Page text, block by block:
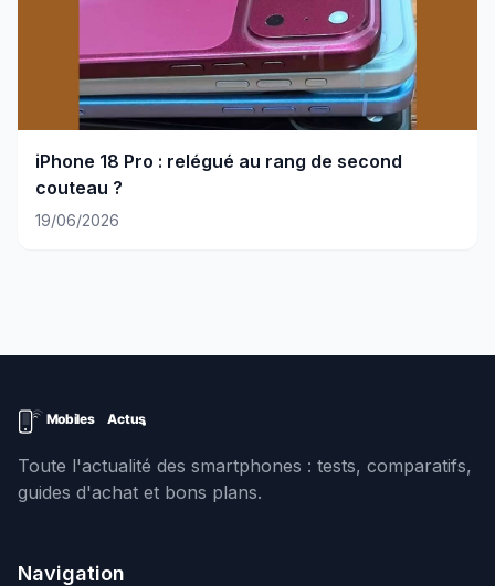
iPhone 18 Pro : relégué au rang de second
couteau ?
19/06/2026
Toute l'actualité des smartphones : tests, comparatifs,
guides d'achat et bons plans.
Navigation